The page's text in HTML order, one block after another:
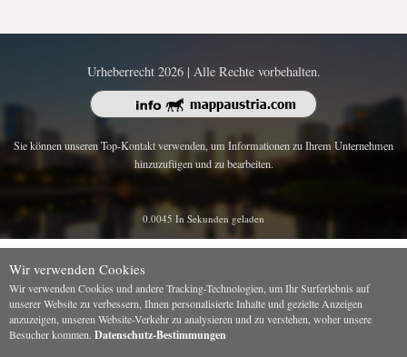
Urheberrecht 2026 | Alle Rechte vorbehalten.
Sie können unseren Top-Kontakt verwenden, um Informationen zu Ihrem Unternehmen
hinzuzufügen und zu bearbeiten.
0.0045 In Sekunden geladen
Wir verwenden Cookies
Wir verwenden Cookies und andere Tracking-Technologien, um Ihr Surferlebnis auf
unserer Website zu verbessern, Ihnen personalisierte Inhalte und gezielte Anzeigen
anzuzeigen, unseren Website-Verkehr zu analysieren und zu verstehen, woher unsere
Besucher kommen. Datenschutz-Bestimmungen